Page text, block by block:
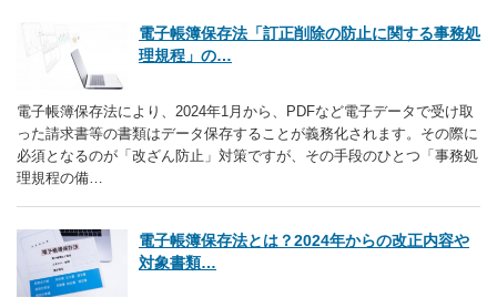
電子帳簿保存法「訂正削除の防止に関する事務処
理規程」の…
電子帳簿保存法により、2024年1月から、PDFなど電子データで受け取
った請求書等の書類はデータ保存することが義務化されます。その際に
必須となるのが「改ざん防止」対策ですが、その手段のひとつ「事務処
理規程の備…
電子帳簿保存法とは？2024年からの改正内容や
対象書類…